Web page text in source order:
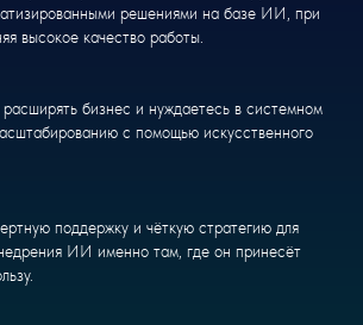
решениями на базе ИИ, при
высокое качество работы.
бизнес и нуждаетесь в системном
с помощью искусственного
поддержку и чёткую стратегию для
ИИ именно там, где он принесёт